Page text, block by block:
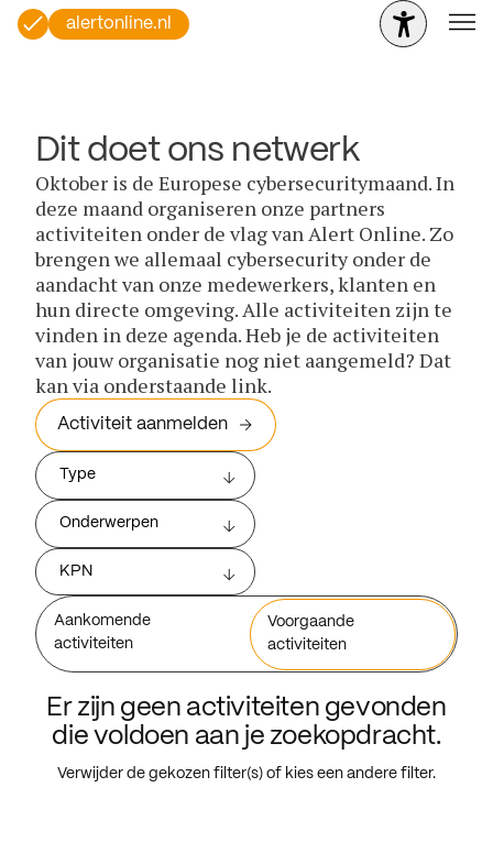
alertonline.nl
Dit doet ons netwerk
Oktober is de Europese cybersecuritymaand. In
deze maand organiseren onze partners
activiteiten onder de vlag van Alert Online. Zo
brengen we allemaal cybersecurity onder de
aandacht van onze medewerkers, klanten en
hun directe omgeving. Alle activiteiten zijn te
vinden in deze agenda. Heb je de activiteiten
van jouw organisatie nog niet aangemeld? Dat
kan via onderstaande link.
Activiteit aanmelden
Type
Onderwerpen
KPN
Aankomende
activiteiten
Voorgaande
activiteiten
Er zijn geen activiteiten gevonden
die voldoen aan je zoekopdracht.
Verwijder de gekozen filter(s) of kies een andere filter.